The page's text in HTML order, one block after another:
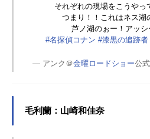
それぞれの現場をこうやっ
つまり！！これはネス湖
芦ノ湖のぉー！アッシ
#名探偵コナン #漆黒の追跡者
— アンク＠金曜ロードショー公
毛利蘭：山崎和佳奈